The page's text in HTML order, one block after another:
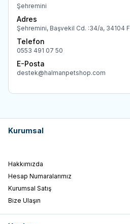
Şehremini
Adres
Şehremini, Başvekil Cd. :34/a, 34104
Telefon
0553 491 07 50
E-Posta
destek@halmanpetshop.com
Kurumsal
Hakkımızda
Hesap Numaralarımız
Kurumsal Satış
Bize Ulaşın